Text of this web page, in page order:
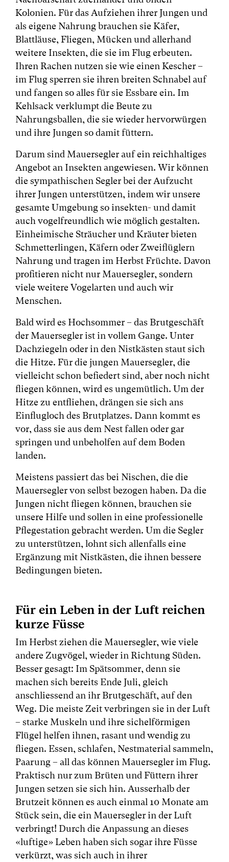
Kolonien. Für das Aufziehen ihrer Jungen und
als eigene Nahrung brauchen sie Käfer,
Blattläuse, Fliegen, Mücken und allerhand
weitere Insekten, die sie im Flug erbeuten.
Ihren Rachen nutzen sie wie einen Kescher –
im Flug sperren sie ihren breiten Schnabel auf
und fangen so alles für sie Essbare ein. Im
Kehlsack verklumpt die Beute zu
Nahrungsballen, die sie wieder hervorwürgen
und ihre Jungen so damit füttern.
Darum sind Mauersegler auf ein reichhaltiges
Angebot an Insekten angewiesen. Wir können
die sympathischen Segler bei der Aufzucht
ihrer Jungen unterstützen, indem wir unsere
gesamte Umgebung so insekten- und damit
auch vogelfreundlich wie möglich gestalten.
Einheimische Sträucher und Kräuter bieten
Schmetterlingen, Käfern oder Zweiflüglern
Nahrung und tragen im Herbst Früchte. Davon
profitieren nicht nur Mauersegler, sondern
viele weitere Vogelarten und auch wir
Menschen.
Bald wird es Hochsommer – das Brutgeschäft
der Mauersegler ist in vollem Gange. Unter
Dachziegeln oder in den Nistkästen staut sich
die Hitze. Für die jungen Mauersegler, die
vielleicht schon befiedert sind, aber noch nicht
fliegen können, wird es ungemütlich. Um der
Hitze zu entfliehen, drängen sie sich ans
Einflugloch des Brutplatzes. Dann kommt es
vor, dass sie aus dem Nest fallen oder gar
springen und unbeholfen auf dem Boden
landen.
Meistens passiert das bei Nischen, die die
Mauersegler von selbst bezogen haben. Da die
Jungen nicht fliegen können, brauchen sie
unsere Hilfe und sollen in eine professionelle
Pflegestation gebracht werden. Um die Segler
zu unterstützen, lohnt sich allenfalls eine
Ergänzung mit Nistkästen, die ihnen bessere
Bedingungen bieten.
Für ein Leben in der Luft reichen
kurze Füsse
Im Herbst ziehen die Mauersegler, wie viele
andere Zugvögel, wieder in Richtung Süden.
Besser gesagt: Im Spätsommer, denn sie
machen sich bereits Ende Juli, gleich
anschliessend an ihr Brutgeschäft, auf den
Weg. Die meiste Zeit verbringen sie in der Luft
– starke Muskeln und ihre sichelförmigen
Flügel helfen ihnen, rasant und wendig zu
fliegen. Essen, schlafen, Nestmaterial sammeln,
Paarung – all das können Mauersegler im Flug.
Praktisch nur zum Brüten und Füttern ihrer
Jungen setzen sie sich hin. Ausserhalb der
Brutzeit können es auch einmal 10 Monate am
Stück sein, die ein Mauersegler in der Luft
verbringt! Durch die Anpassung an dieses
«luftige» Leben haben sich sogar ihre Füsse
verkürzt, was sich auch in ihrer